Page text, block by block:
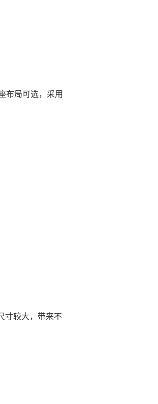
布局可选，采用
寸较大，带来不